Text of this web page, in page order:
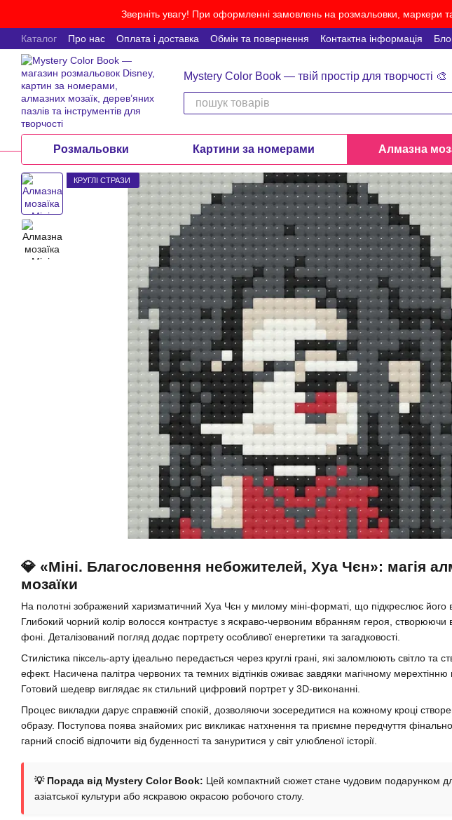
Перейти до основного контентуЗверніть увагу! При оформленні замовлень на розмальовки, маркери
Каталог Про нас Оплата і доставка Обмін та повернення Контактна інформація
Mystery Color Book — твій простір для творчості 🎨
Розмальовки Картини за номерами Алмазна
КРУГЛІ СТРАЗИ
💎 «Міні. Благословення небожителей, Хуа Чєн»: магія
мозаїки
На полотні зображений харизматичний Хуа Чєн у милому міні-форматі, що підкреслює його
Глибокий чорний колір волосся контрастує з яскраво-червоним вбранням героя, створюючи
фоні. Деталізований погляд додає портрету особливої енергетики та загадковості.
Стилістика піксель-арту ідеально передається через круглі грані, які заломлюють світло та
ефект. Насичена палітра червоних та темних відтінків оживає завдяки магічному мерехтінню
Готовий шедевр виглядає як стильний цифровий портрет у 3D-виконанні.
Процес викладки дарує справжній спокій, дозволяючи зосередитися на кожному кроці
образу. Поступова поява знайомих рис викликає натхнення та приємне передчуття
гарний спосіб відпочити від буденності та зануритися у світ улюбленої історії.
💡 Порада від Mystery Color Book: Цей компактний сюжет стане чудовим подарунком
азіатської культури або яскравою окрасою робочого столу.